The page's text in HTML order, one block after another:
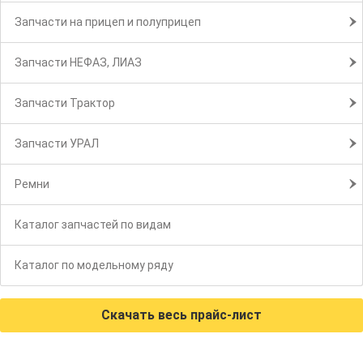
Запчасти на прицеп и полуприцеп
Запчасти НЕФАЗ, ЛИАЗ
Запчасти Трактор
Запчасти УРАЛ
Ремни
Каталог запчастей по видам
Каталог по модельному ряду
Скачать весь прайс-лист